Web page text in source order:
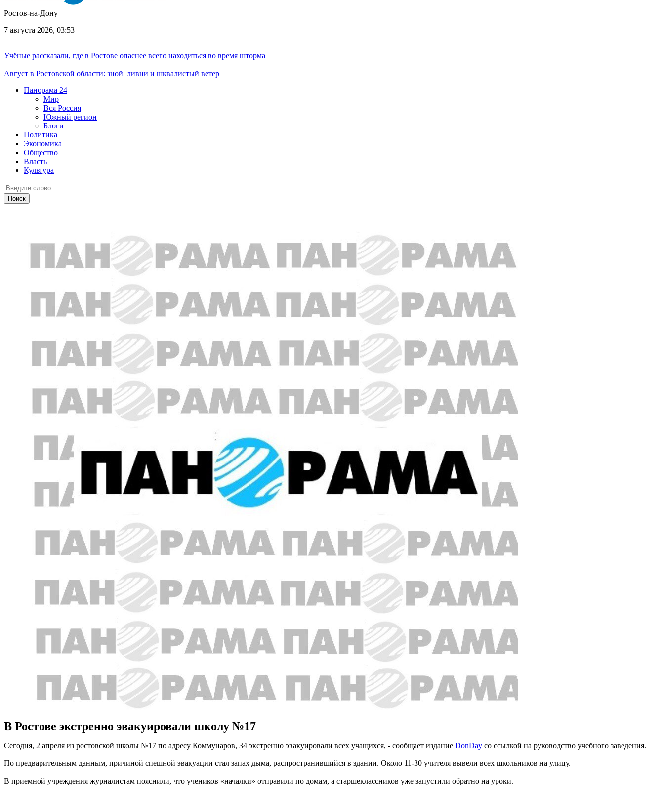
Ростов-на-Дону
7 августа 2026, 03:53
Учёные рассказали, где в Ростове опаснее всего находиться во время шторма
Август в Ростовской области: зной, ливни и шквалистый ветер
Панорама 24
Мир
Вся Россия
Южный регион
Блоги
Политика
Экономика
Общество
Власть
Культура
В Ростове экстренно эвакуировали школу №17
Сегодня, 2 апреля из ростовской школы №17 по адресу Коммунаров, 34 экстренно эвакуировали всех учащихся, - сообщает издание DonDay со ссылкой на руководство учебного заведения.
По предварительным данным, причиной спешной эвакуации стал запах дыма, распространившийся в здании. Около 11-30 учителя вывели всех школьников на улицу.
В приемной учреждения журналистам пояснили, что учеников «началки» отправили по домам, а старшеклассников уже запустили обратно на уроки.